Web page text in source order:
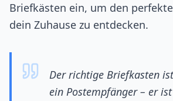
Briefkästen ein, um den
dein Zuhause zu entdecken.
Der richtige Briefkasten
ein Postempfänger – er